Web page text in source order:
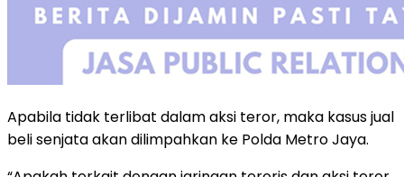
Apabila tidak terlibat dalam aksi teror, maka kasus jual
beli senjata akan dilimpahkan ke Polda Metro Jaya.